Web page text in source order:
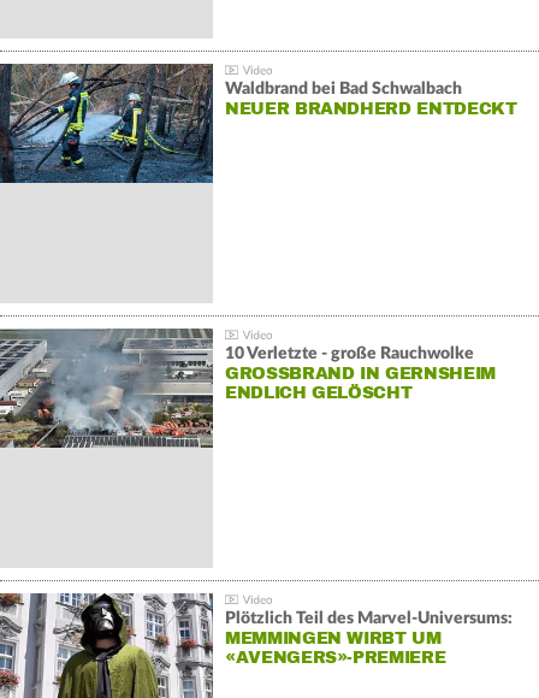
Waldbrand bei Bad Schwalbach
NEUER BRANDHERD ENTDECKT
10 Verletzte - große Rauchwolke
GROSSBRAND IN GERNSHEIM E
NDLICH GELÖSCHT
Plötzlich Teil des Marvel-Universums:
MEMMINGEN WIRBT UM
«AVENGERS»-PREMIERE